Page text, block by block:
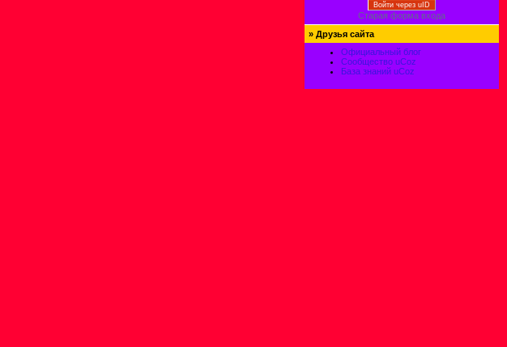
Войти через uID
Старая форма входа
» Друзья сайта
Официальный блог
Сообщество uCoz
База знаний uCoz